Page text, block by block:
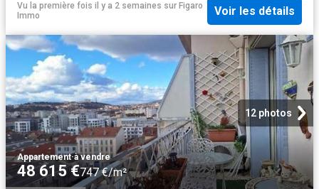
Vu la première fois il y a 2 semaines sur Figaro
Immo
Voir les détails
12 photos
Appartement·à vendre
48 615 €747 €/m²